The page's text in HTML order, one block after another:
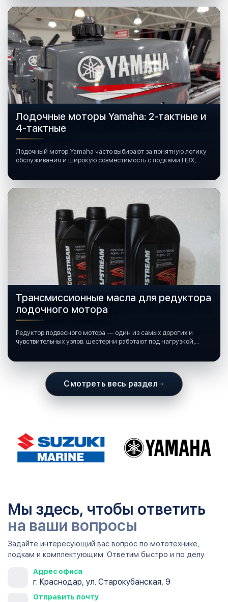
Лодочные моторы Yamaha: 2-тактные и
4-тактные
Лодочный мотор Yamaha часто выбирают за понятную логику
обслуживания и широкую совместимость с лодками ПВХ,
Трансмиссионные масла для редуктора
лодочного мотора
Редуктор подвесного мотора — один из самых дорогих и
чувствительных узлов: шестерни работают под нагрузкой,
Смотреть весь раздел
Мы здесь, чтобы ответить
на ваши вопросы
Задайте интересующий вас вопрос по мототехнике,
лодкам и комплектующим. Ответим быстро и по делу.
Адрес офиса
г. Краснодар, ул. Старокубанская, 9
Отправить почту